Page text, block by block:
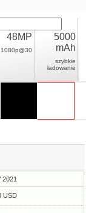
48MP
1080p@30
5000
mAh
szybkie
ładowanie
2021
USD